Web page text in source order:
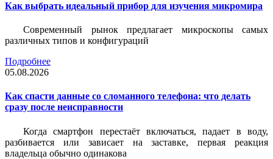
Как выбрать идеальный прибор для изучения микромира
Современный рынок предлагает микроскопы самых
различных типов и конфигураций
Подробнее
05.08.2026
Как спасти данные со сломанного телефона: что делать
сразу после неисправности
Когда смартфон перестаёт включаться, падает в воду,
разбивается или зависает на заставке, первая реакция
владельца обычно одинакова